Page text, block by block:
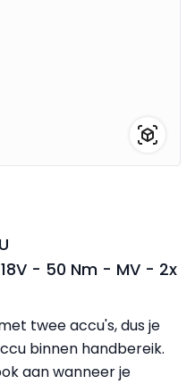
- 50 Nm - MV - 2x
twee accu's, dus je
binnen handbereik.
aan wanneer je